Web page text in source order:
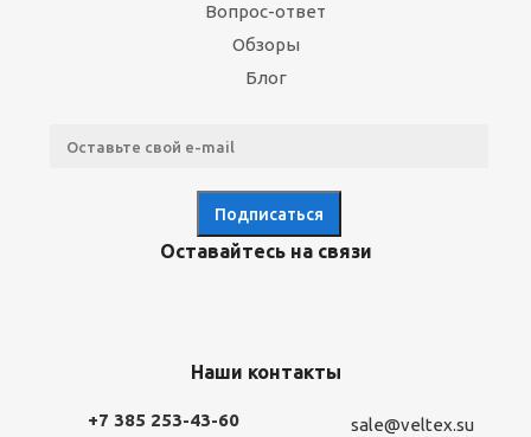
Вопрос-ответ
Обзоры
Блог
Оставайтесь на связи
Наши контакты
+7 385 253-43-60
sale@veltex.su